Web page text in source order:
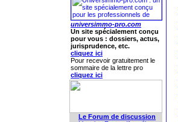
universimmo-pro.com
Un site spécialement conçu
pour vous : dossiers, actus,
jurisprudence, etc.
cliquez ici
Pour recevoir gratuitement le
sommaire de la lettre pro
cliquez ici
Le Forum de discussion